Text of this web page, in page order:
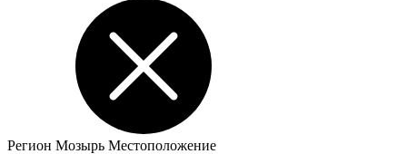
Регион Мозырь Местоположение